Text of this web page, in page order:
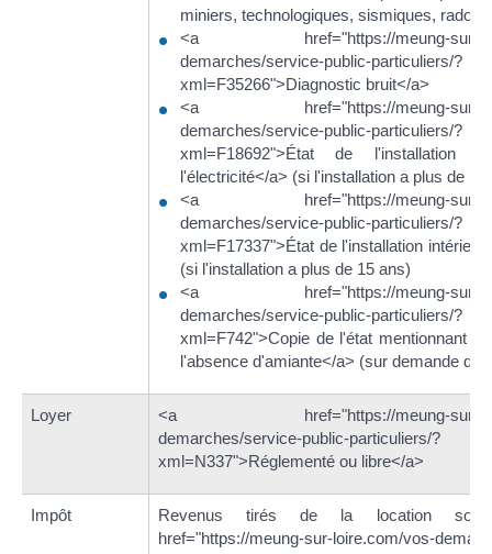
miniers, technologiques, sismiques,
<a href="https://meung-sur-
demarches/service-public-particuliers/?
xml=F35266">Diagnostic bruit</a>
<a href="https://meung-sur-
demarches/service-public-particuliers/?
xml=F18692">État de l'installation
l'électricité</a> (si l'installation a plus de 15
<a href="https://meung-sur-
demarches/service-public-particuliers/?
xml=F17337">État de l'installation
(si l'installation a plus de 15 ans)
<a href="https://meung-sur-
demarches/service-public-particuliers/?
xml=F742">Copie de l'état mentionnant la
l'absence d'amiante</a> (sur demande du
Loyer
<a href="https://meung-sur-
demarches/service-public-particuliers/?
xml=N337">Réglementé ou libre</a>
Impôt
Revenus tirés de la location
href="https://meung-sur-loire.com/vos-